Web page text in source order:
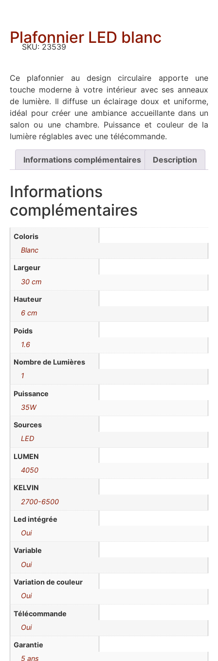
Plafonnier LED blanc
SKU: 23539
Ce plafonnier au design circulaire apporte une
touche moderne à votre intérieur avec ses anneaux
de lumière. Il diffuse un éclairage doux et uniforme,
idéal pour créer une ambiance accueillante dans un
salon ou une chambre. Puissance et couleur de la
lumière réglables avec une télécommande.
Informations complémentaires Description
Informations
complémentaires
Coloris
Blanc
Largeur
30 cm
Hauteur
6 cm
Poids
1.6
Nombre de Lumières
1
Puissance
35W
Sources
LED
LUMEN
4050
KELVIN
2700-6500
Led intégrée
Oui
Variable
Oui
Variation de couleur
Oui
Télécommande
Oui
Garantie
5 ans